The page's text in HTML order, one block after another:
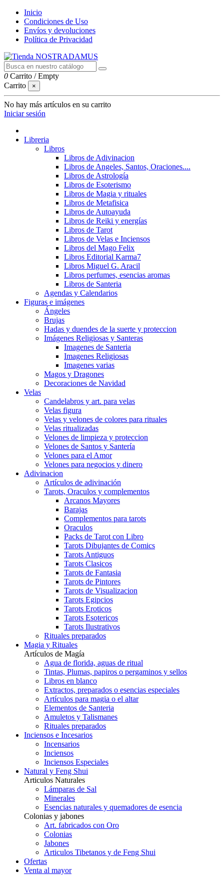
Inicio
Condiciones de Uso
Envíos y devoluciones
Política de Privacidad
0 Carrito /Empty
Carrito
×
No hay más artículos en su carrito
Iniciar sesión
Libreria
Libros
Libros de Adivinacion
Libros de Angeles, Santos, Oraciones....
Libros de Astrología
Libros de Esoterismo
Libros de Magia y rituales
Libros de Metafisica
Libros de Autoayuda
Libros de Reiki y energías
Libros de Tarot
Libros de Velas e Inciensos
Libros del Mago Felix
Libros Editorial Karma7
Libros Miguel G. Aracil
Libros perfumes, esencias aromas
Libros de Santeria
Agendas y Calendarios
Figuras e imágenes
Ángeles
Brujas
Hadas y duendes de la suerte y proteccion
Imágenes Religiosas y Santeras
Imagenes de Santeria
Imagenes Religiosas
Imagenes varias
Magos y Dragones
Decoraciones de Navidad
Velas
Candelabros y art. para velas
Velas figura
Velas y velones de colores para rituales
Velas ritualizadas
Velones de limpieza y proteccion
Velones de Santos y Santería
Velones para el Amor
Velones para negocios y dinero
Adivinacion
Artículos de adivinación
Tarots, Oraculos y complementos
Arcanos Mayores
Barajas
Complementos para tarots
Oraculos
Packs de Tarot con Libro
Tarots Dibujantes de Comics
Tarots Antiguos
Tarots Clasicos
Tarots de Fantasia
Tarots de Pintores
Tarots de Visualizacion
Tarots Egipcios
Tarots Eroticos
Tarots Esotericos
Tarots Ilustrativos
Rituales preparados
Magia y Rituales
Artículos de Magía
Agua de florida, aguas de ritual
Tintas, Plumas, papiros o pergaminos y sellos
Libros en blanco
Extractos, preparados o esencias especiales
Artículos para magia o el altar
Elementos de Santeria
Amuletos y Talismanes
Rituales preparados
Inciensos e Incesarios
Incensarios
Inciensos
Inciensos Especiales
Natural y Feng Shui
Articulos Naturales
Lámparas de Sal
Minerales
Esencias naturales y quemadores de esencia
Colonias y jabones
Art. fabricados con Oro
Colonias
Jabones
Articulos Tibetanos y de Feng Shui
Ofertas
Venta al mayor